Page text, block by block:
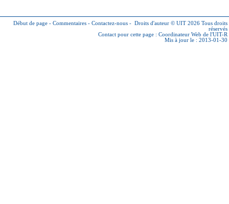
Début de page - Commentaires - Contactez-nous - Droits d'auteur © UIT 2026 Tous droits
réservés
Contact pour cette page : Coordinateur Web de l'UIT-R
Mis à jour le : 2013-01-30